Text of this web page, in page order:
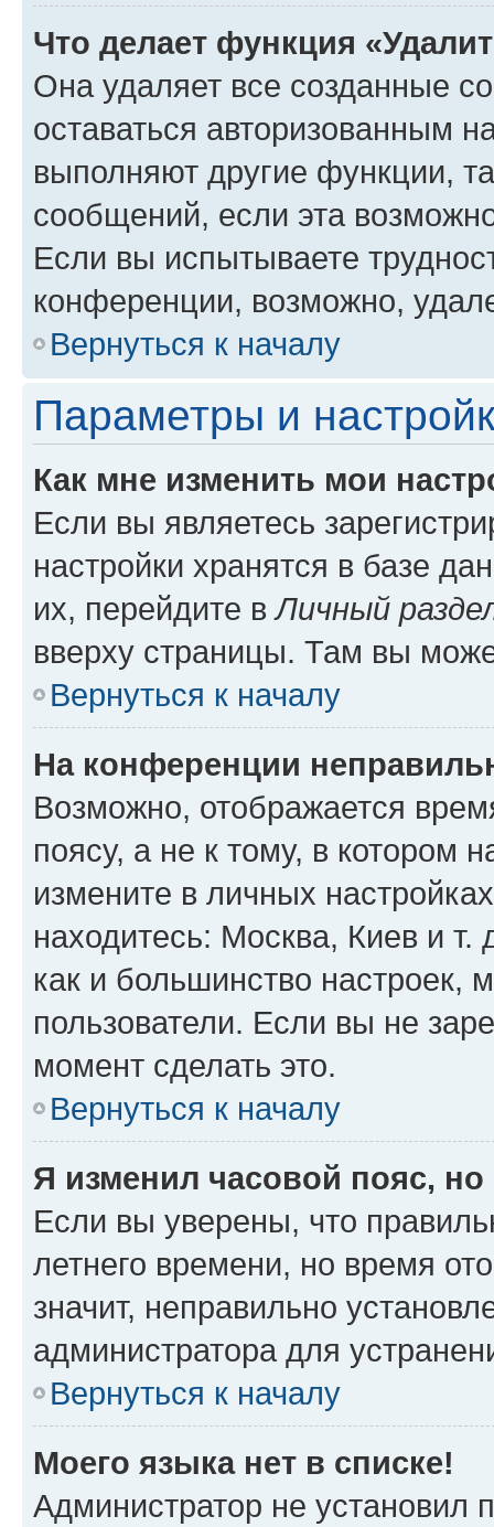
Что делает функция
Она удаляет все созданные
оставаться авторизованным
выполняют другие функции,
сообщений, если эта
Если вы испытываете
конференции, возможно,
Вернуться к началу
Параметры и
Как мне изменить мои
Если вы являетесь
настройки хранятся в базе
их, перейдите вЛичный
вверху страницы. Там вы
Вернуться к началу
На конференции
Возможно, отображается
поясу, а не к тому, в котором
измените в личных
находитесь: Москва, Киев и т.
как и большинство настроек,
пользователи. Если вы не
момент сделать это.
Вернуться к началу
Я изменил часовой пояс,
Если вы уверены, что
летнего времени, но время
значит, неправильно
администратора для
Вернуться к началу
Моего языка нет в списке!
Администратор не установил